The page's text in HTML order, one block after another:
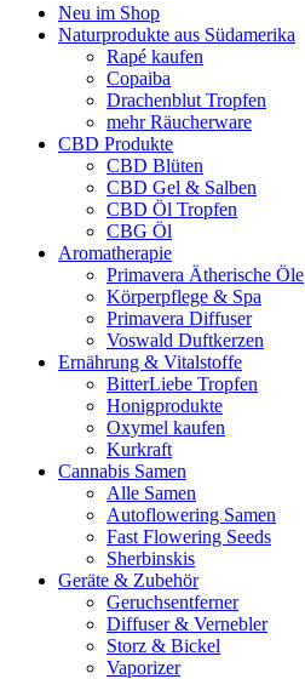
Neu im Shop
Naturprodukte aus Südamerika
Rapé kaufen
Copaiba
Drachenblut Tropfen
mehr Räucherware
CBD Produkte
CBD Blüten
CBD Gel & Salben
CBD Öl Tropfen
CBG Öl
Aromatherapie
Primavera Ätherische Öle
Körperpflege & Spa
Primavera Diffuser
Voswald Duftkerzen
Ernährung & Vitalstoffe
BitterLiebe Tropfen
Honigprodukte
Oxymel kaufen
Kurkraft
Cannabis Samen
Alle Samen
Autoflowering Samen
Fast Flowering Seeds
Sherbinskis
Geräte & Zubehör
Geruchsentferner
Diffuser & Vernebler
Storz & Bickel
Vaporizer